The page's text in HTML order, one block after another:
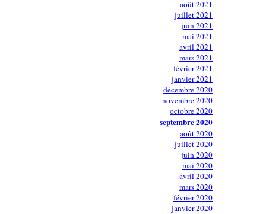
août 2021
juillet 2021
juin 2021
mai 2021
avril 2021
mars 2021
février 2021
janvier 2021
décembre 2020
novembre 2020
octobre 2020
septembre 2020
août 2020
juillet 2020
juin 2020
mai 2020
avril 2020
mars 2020
février 2020
janvier 2020